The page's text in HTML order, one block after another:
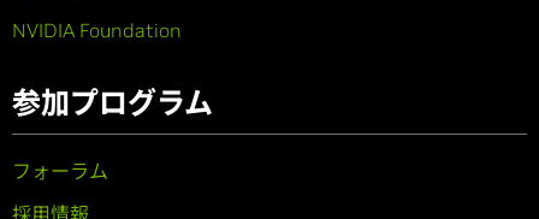
NVIDIA Foundation
参加プログラム
フォーラム